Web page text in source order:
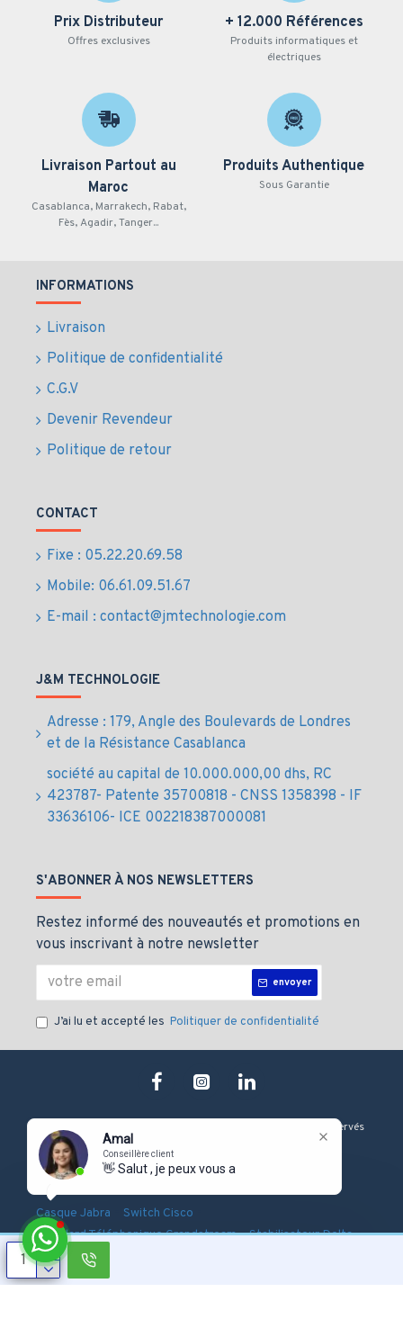
Amal
Conseillère client
👋 Salut , je peux vous aider
Prix Distributeur
Offres exclusives
+ 12.000 Références
Produits informatiques et
électriques
Livraison Partout au
Maroc
Casablanca, Marrakech, Rabat,
Fès, Agadir, Tanger...
Produits Authentique
Sous Garantie
INFORMATIONS
Livraison
Politique de confidentialité
C.G.V
Devenir Revendeur
Politique de retour
CONTACT
Fixe : 05.22.20.69.58
Mobile: 06.61.09.51.67
E-mail : contact@jmtechnologie.com
J&M TECHNOLOGIE
Adresse : 179, Angle des Boulevards de Londres
et de la Résistance Casablanca
société au capital de 10.000.000,00 dhs, RC
423787- Patente 35700818 - CNSS 1358398 - IF
33636106- ICE 002218387000081
S'ABONNER À NOS NEWSLETTERS
Restez informé des nouveautés et promotions en
vous inscrivant à notre newsletter
envoyer
J’ai lu et accepté les Politiquer de confidentialité
Copyright © 2019, J&M technologie, Tous les droits sont Réservés
Onduleur Eaton-Serveur Dell-Firewall Fortinet-
Casque Jabra Switch Cisco
Standard Téléphonique Grandstream-Stabilisateur Delta-
Pointeuse Biométrique